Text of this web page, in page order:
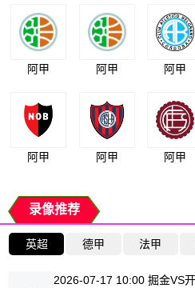
阿甲 阿甲 阿甲
阿甲 阿甲 阿甲
录像推荐
英超 德甲 法甲
2026-07-17 10:00 掘金VS